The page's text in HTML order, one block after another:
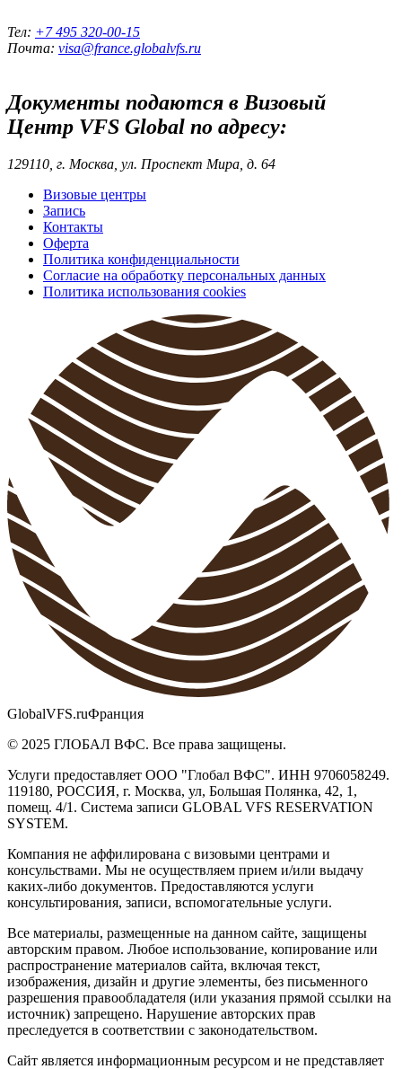
Тел: +7 495 320-00-15
Почта: visa@france.globalvfs.ru
Документы подаются в Визовый
Центр VFS Global по адресу:
129110, г. Москва, ул. Проспект Мира, д. 64
Визовые центры
Запись
Контакты
Оферта
Политика конфиденциальности
Согласие на обработку персональных данных
Политика использования cookies
GlobalVFS.ruФранция
© 2025 ГЛОБАЛ ВФС. Все права защищены.
Услуги предоставляет ООО "Глобал ВФС". ИНН 9706058249.
119180, РОССИЯ, г. Москва, ул, Большая Полянка, 42, 1,
помещ. 4/1. Система записи GLOBAL VFS RESERVATION
SYSTEM.
Компания не аффилирована с визовыми центрами и
консульствами. Мы не осуществляем прием и/или выдачу
каких-либо документов. Предоставляются услуги
консультирования, записи, вспомогательные услуги.
Все материалы, размещенные на данном сайте, защищены
авторским правом. Любое использование, копирование или
распространение материалов сайта, включая текст,
изображения, дизайн и другие элементы, без письменного
разрешения правообладателя (или указания прямой ссылки на
источник) запрещено. Нарушение авторских прав
преследуется в соответствии с законодательством.
Сайт является информационным ресурсом и не представляет